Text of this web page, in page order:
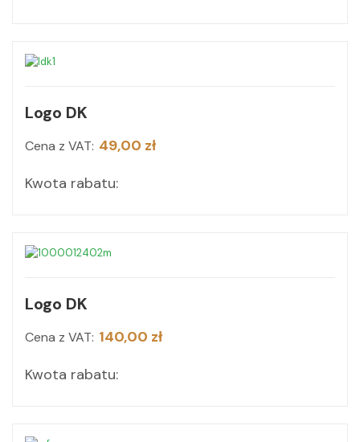
Logo DK
Cena z VAT: 49,00 zł
Kwota rabatu:
Logo DK
Cena z VAT: 140,00 zł
Kwota rabatu: